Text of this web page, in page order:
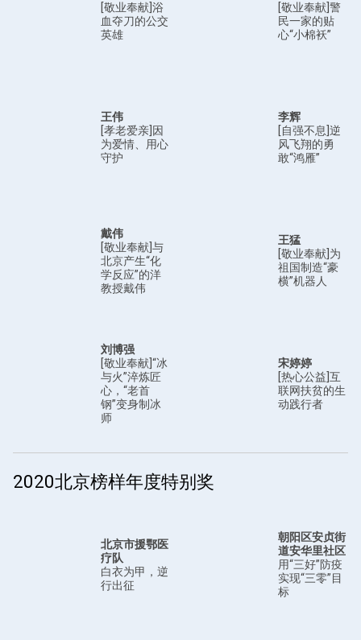
[敬业奉献]浴
血夺刀的公交
英雄
[敬业奉献]警
民一家的贴
心“小棉袄”
王伟
[孝老爱亲]因
为爱情、用心
守护
李辉
[自强不息]逆
风飞翔的勇
敢“鸿雁”
戴伟
[敬业奉献]与
北京产生“化
学反应”的洋
教授戴伟
王猛
[敬业奉献]为
祖国制造“豪
横”机器人
刘博强
[敬业奉献]“冰
与火”淬炼匠
心，“老首
钢”变身制冰
师
宋婷婷
[热心公益]互
联网扶贫的生
动践行者
2020北京榜样年度特别奖
北京市援鄂医
疗队
白衣为甲，逆
行出征
朝阳区安贞街
道安华里社区
用“三好”防疫
实现“三零”目
标